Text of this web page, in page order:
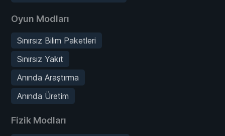
Oyun Modları
Sınırsız Bilim Paketleri
Sınırsız Yakıt
Anında Araştırma
Anında Üretim
Fizik Modları